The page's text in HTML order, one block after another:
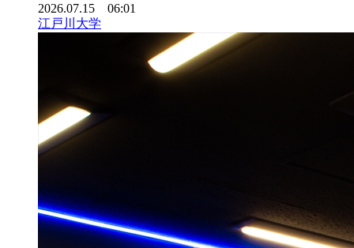
2026.07.15 06:01
江戸川大学